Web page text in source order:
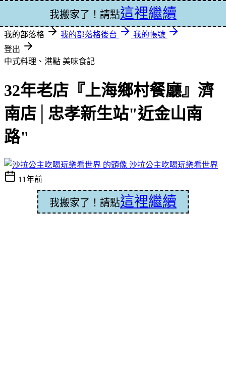
登入
我的部落格 我的部落格後台
我的帳號
登出
中式料理、港點 美味食記
32年老店『上海鄉村餐廳』濟
南店│忠孝新生站"近金山南
路"
沙拉公主吃喝玩樂看世界
11年前
我搬家了！請點這裡繼續
我搬家了！請點這裡繼續